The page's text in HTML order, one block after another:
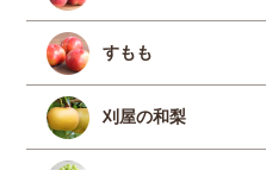
すもも
刈屋の和梨